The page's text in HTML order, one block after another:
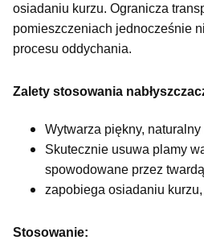
osiadaniu kurzu. Ogranicza
pomieszczeniach jednocześnie
procesu oddychania.
Zalety stosowania
Wytwarza piękny, naturalny
Skutecznie usuwa plamy
spowodowane przez
zapobiega osiadaniu kurzu,
Stosowanie: